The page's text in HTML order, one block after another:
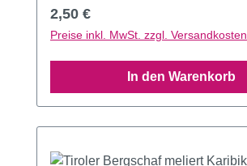
Regulärer Preis:
2,50 €
Preise inkl. MwSt. zzgl. Versandkosten
In den Warenkorb